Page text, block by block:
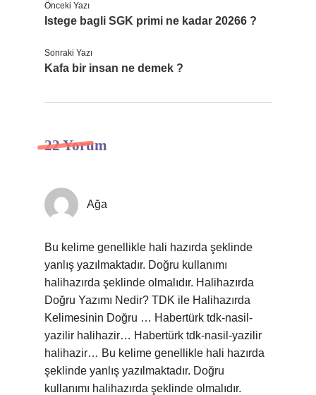
Önceki Yazı
Istege bagli SGK primi ne kadar 20266 ?
Sonraki Yazı
Kafa bir insan ne demek ?
22 Yorum
Ağa
Bu kelime genellikle hali hazırda şeklinde
yanlış yazılmaktadır. Doğru kullanımı
halihazırda şeklinde olmalıdır. Halihazırda
Doğru Yazımı Nedir? TDK ile Halihazırda
Kelimesinin Doğru … Habertürk tdk-nasil-
yazilir halihazir… Habertürk tdk-nasil-yazilir
halihazir… Bu kelime genellikle hali hazırda
şeklinde yanlış yazılmaktadır. Doğru
kullanımı halihazırda şeklinde olmalıdır.